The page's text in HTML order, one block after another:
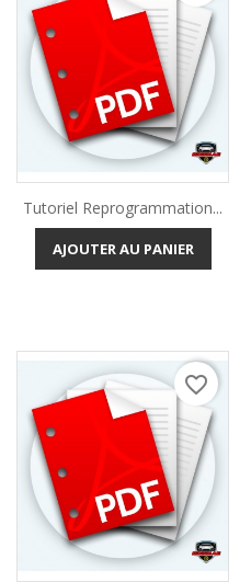
Tutoriel Reprogrammation...
AJOUTER AU PANIER
favorite_border